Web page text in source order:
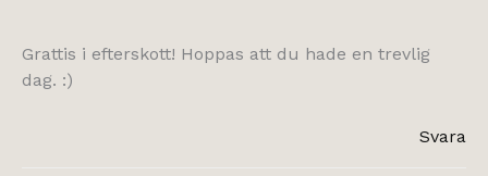
Grattis i efterskott! Hoppas att du hade en trevlig
dag. :)
Svara